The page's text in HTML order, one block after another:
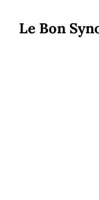
Le Bon